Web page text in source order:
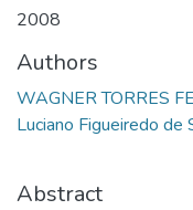
2008
Authors
WAGNER TORRES
Luciano Figueiredo de
Abstract